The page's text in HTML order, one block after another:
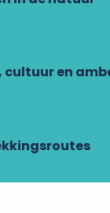
cultuur en